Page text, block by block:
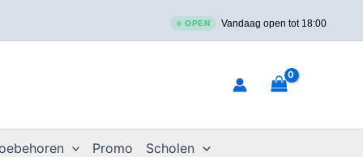
OPEN Vandaag open tot 18:00
Promo Scholen